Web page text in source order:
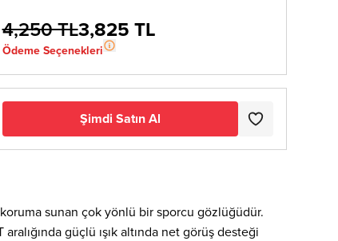
4,250 TL3,825 TL
Ödeme Seçenekleri
Şimdi Satın Al
sunan çok yönlü bir sporcu gözlüğüdür.
güçlü ışık altında net görüş desteği